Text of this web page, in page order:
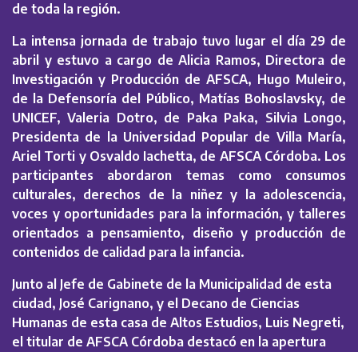
de toda la región.
La intensa jornada de trabajo tuvo lugar el día 29 de
abril y estuvo a cargo de Alicia Ramos, Directora de
Investigación y Producción de AFSCA, Hugo Muleiro,
de la Defensoría del Público, Matías Bohoslavsky, de
UNICEF, Valeria Dotro, de Paka Paka, Silvia Longo,
Presidenta de la Universidad Popular de Villa María,
Ariel Torti y Osvaldo Iachetta, de AFSCA Córdoba. Los
participantes abordaron temas como consumos
culturales, derechos de la niñez y la adolescencia,
voces y oportunidades para la información, y talleres
orientados a pensamiento, diseño y producción de
contenidos de calidad para la infancia.
Junto al Jefe de Gabinete de la Municipalidad de esta
ciudad, José Carignano, y el Decano de Ciencias
Humanas de esta casa de Altos Estudios, Luis Negreti,
el titular de AFSCA Córdoba destacó en la apertura